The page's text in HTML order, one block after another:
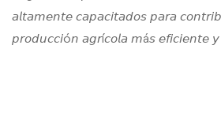
𝘢𝘭𝘵𝘢𝘮𝘦𝘯𝘵𝘦 𝘤𝘢𝘱𝘢𝘤𝘪𝘵𝘢𝘥𝘰𝘴 𝘱𝘢𝘳𝘢
𝘱𝘳𝘰𝘥𝘶𝘤𝘤𝘪ó𝘯 𝘢𝘨𝘳í𝘤𝘰𝘭𝘢 𝘮á𝘴 𝘦𝘧𝘪𝘤𝘪𝘦𝘯𝘵𝘦